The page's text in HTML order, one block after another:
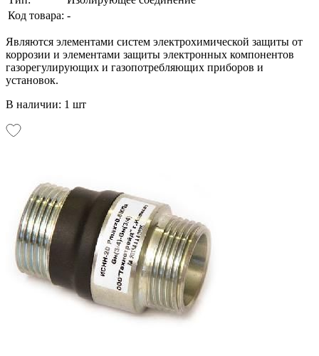
Код товара: -
Являются элементами систем электрохимической защиты от
коррозии и элементами защиты электронных компонентов
газорегулирующих и газопотребляющих приборов и
установок.
В наличии: 1 шт